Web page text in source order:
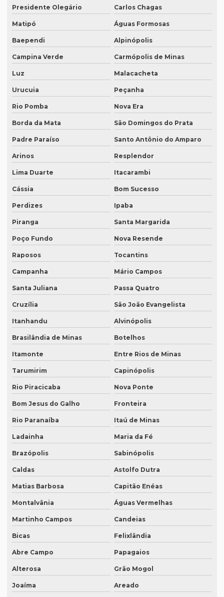
Intérprete profissional em eventos
Intérprete profissional de francês
Intérprete profissional de japonês
Intérprete para reuniões
Intérprete para seminários
Intérprete simultâneo em bh
Intérprete simultâneo espanhol em bh
Intérprete simultâneo espanhol rio de janeiro
Intérprete simultâneo inglês em bh
Intérprete simultâneo inglês rj
Intérprete de videoconferência
Intérprete para webinars
Intérprete para workshops
Intérpretes para eventos corporativos
Lauda de tradução
Legendagem em espanhol
Legendagem em inglês
Legendagem em português
Legendagem preço por minuto
Legendagem profissional
Legendagem rio de janeiro
Legendagem de vídeos
Locação de equipamentos para tradução simultânea
Localização de software
Melhor empresa de tradução em df
Melhor empresa de transcrição de áudio whatsapp
Melhor tradução simultânea
O que é degravação de áudio
O que é degravação de vídeo
O que significa tradução juramentada
Presidente Olegário Carlos Chagas
Matipó Águas Formosas
Baependi Alpinópolis
Campina Verde Carmópolis de Minas
Luz Malacacheta
Urucuia Peçanha
Rio Pomba Nova Era
Borda da Mata São Domingos do Prata
Padre Paraíso Santo Antônio do Amparo
Arinos Resplendor
Lima Duarte Itacarambi
Cássia Bom Sucesso
Perdizes Ipaba
Piranga Santa Margarida
Poço Fundo Nova Resende
Raposos Tocantins
Campanha Mário Campos
Santa Juliana Passa Quatro
Cruzília São João Evangelista
Itanhandu Alvinópolis
Brasilândia de Minas Botelhos
Itamonte Entre Rios de Minas
Tarumirim Capinópolis
Rio Piracicaba Nova Ponte
Bom Jesus do Galho Fronteira
Rio Paranaíba Itaú de Minas
Ladainha Maria da Fé
Brazópolis Sabinópolis
Caldas Astolfo Dutra
Matias Barbosa Capitão Enéas
Montalvânia Águas Vermelhas
Martinho Campos Candeias
Bicas Felixlândia
Abre Campo Papagaios
Alterosa Grão Mogol
Joaíma Areado